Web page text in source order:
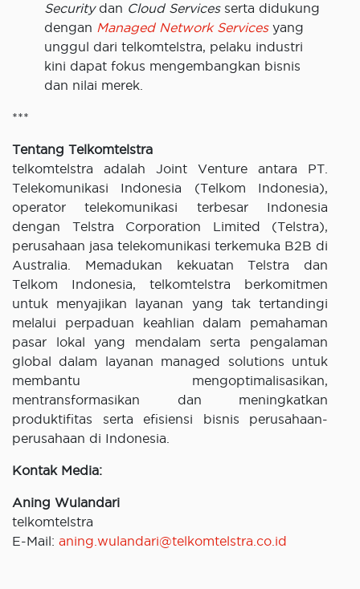
Securitydan Cloud Servicesserta didukung
dengan Managed Network Servicesyang
unggul dari telkomtelstra, pelaku industri
kini dapat fokus mengembangkan bisnis
dan nilai merek.
***
Tentang Telkomtelstra
telkomtelstra adalah Joint Venture antara PT.
Telekomunikasi Indonesia (Telkom Indonesia),
operator telekomunikasi terbesar Indonesia
dengan Telstra Corporation Limited (Telstra),
perusahaan jasa telekomunikasi terkemuka B2B di
Australia. Memadukan kekuatan Telstra dan
Telkom Indonesia, telkomtelstra berkomitmen
untuk menyajikan layanan yang tak tertandingi
melalui perpaduan keahlian dalam pemahaman
pasar lokal yang mendalam serta pengalaman
global dalam layanan managed solutions untuk
membantu mengoptimalisasikan,
mentransformasikan dan meningkatkan
produktifitas serta efisiensi bisnis perusahaan-
perusahaan di Indonesia.
Kontak Media:
Aning Wulandari
telkomtelstra
E-Mail: aning.wulandari@telkomtelstra.co.id